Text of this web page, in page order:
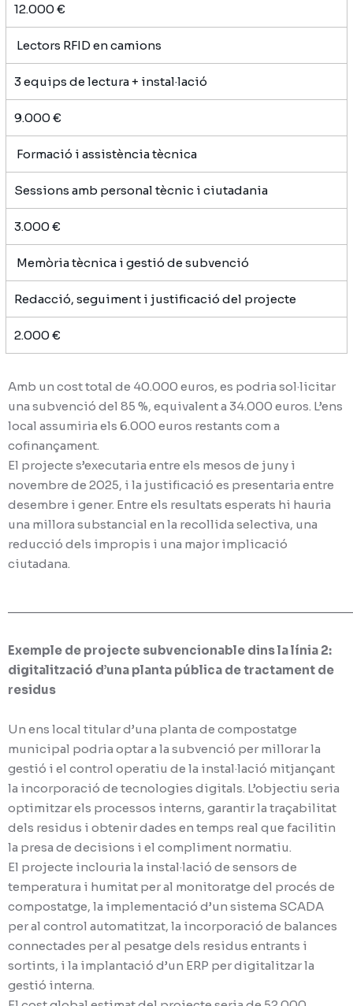
12.000 €
Lectors RFID en camions
3 equips de lectura + instal·lació
9.000 €
Formació i assistència tècnica
Sessions amb personal tècnic i ciutadania
3.000 €
Memòria tècnica i gestió de subvenció
Redacció, seguiment i justificació del projecte
2.000 €
Amb un cost total de 40.000 euros, es podria sol·licitar
una subvenció del 85 %, equivalent a 34.000 euros. L’ens
local assumiria els 6.000 euros restants com a
cofinançament.
El projecte s’executaria entre els mesos de juny i
novembre de 2025, i la justificació es presentaria entre
desembre i gener. Entre els resultats esperats hi hauria
una millora substancial en la recollida selectiva, una
reducció dels impropis i una major implicació
ciutadana.
Exemple de projecte subvencionable dins la línia 2:
digitalització d’una planta pública de tractament de
residus
Un ens local titular d’una planta de compostatge
municipal podria optar a la subvenció per millorar la
gestió i el control operatiu de la instal·lació mitjançant
la incorporació de tecnologies digitals. L’objectiu seria
optimitzar els processos interns, garantir la traçabilitat
dels residus i obtenir dades en temps real que facilitin
la presa de decisions i el compliment normatiu.
El projecte inclouria la instal·lació de sensors de
temperatura i humitat per al monitoratge del procés de
compostatge, la implementació d’un sistema SCADA
per al control automatitzat, la incorporació de balances
connectades per al pesatge dels residus entrants i
sortints, i la implantació d’un ERP per digitalitzar la
gestió interna.